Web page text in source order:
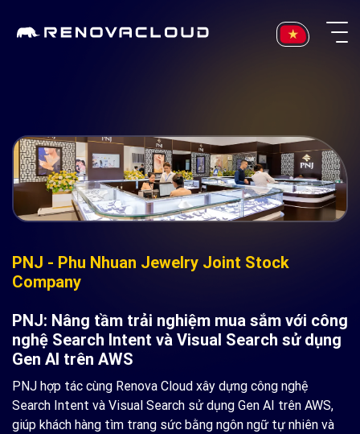
PNJ - Phu Nhuan Jewelry Joint Stock
Company
PNJ: Nâng tầm trải nghiệm mua sắm với công
nghệ Search Intent và Visual Search sử dụng
Gen AI trên AWS
PNJ hợp tác cùng Renova Cloud xây dựng công nghệ
Search Intent và Visual Search sử dụng Gen AI trên AWS,
giúp khách hàng tìm trang sức bằng ngôn ngữ tự nhiên và